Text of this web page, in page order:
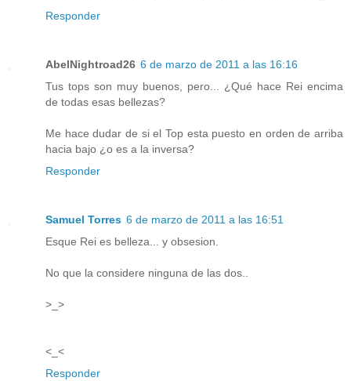
Responder
AbelNightroad26 6 de marzo de 2011 a las 16:16
Tus tops son muy buenos, pero... ¿Qué hace Rei encima
de todas esas bellezas?
Me hace dudar de si el Top esta puesto en orden de arriba
hacia bajo ¿o es a la inversa?
Responder
Samuel Torres 6 de marzo de 2011 a las 16:51
Esque Rei es belleza... y obsesion.
No que la considere ninguna de las dos..
>_>
<_<
Responder